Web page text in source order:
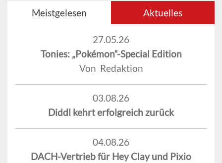
Meistgelesen Aktuelles
27.05.26
Tonies: „Pokémon“-Special Edition
Von Redaktion
03.08.26
Diddl kehrt erfolgreich zurück
04.08.26
DACH-Vertrieb für Hey Clay und Pixio